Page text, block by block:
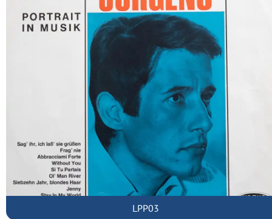
LPP03